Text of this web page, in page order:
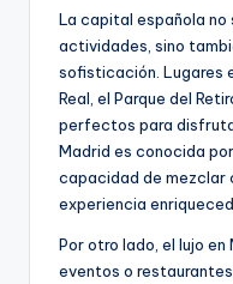
La capital española no
actividades, sino
sofisticación. Lugares
Real, el Parque del
perfectos para
Madrid es conocida
capacidad de mezclar
experiencia
Por otro lado, el lujo
eventos o